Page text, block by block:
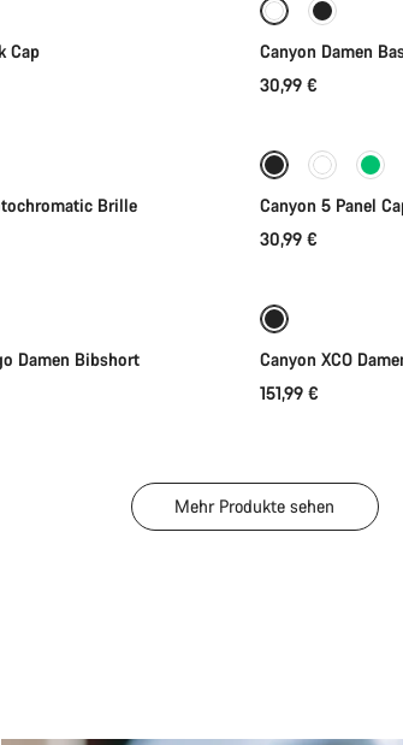
Cap
Canyon Damen
30,99 €
Brille
Canyon 5 Panel
30,99 €
Damen Bibshort
Canyon XCO
151,99 €
Mehr Produkte sehen